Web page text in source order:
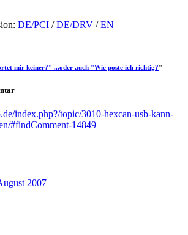
DE/PCI /DE/DRV /EN
mir keiner?" ...oder auch "Wie poste ich richtig?"
index.php?/topic/3010-hexcan-usb-kann-
#findComment-14849
2007